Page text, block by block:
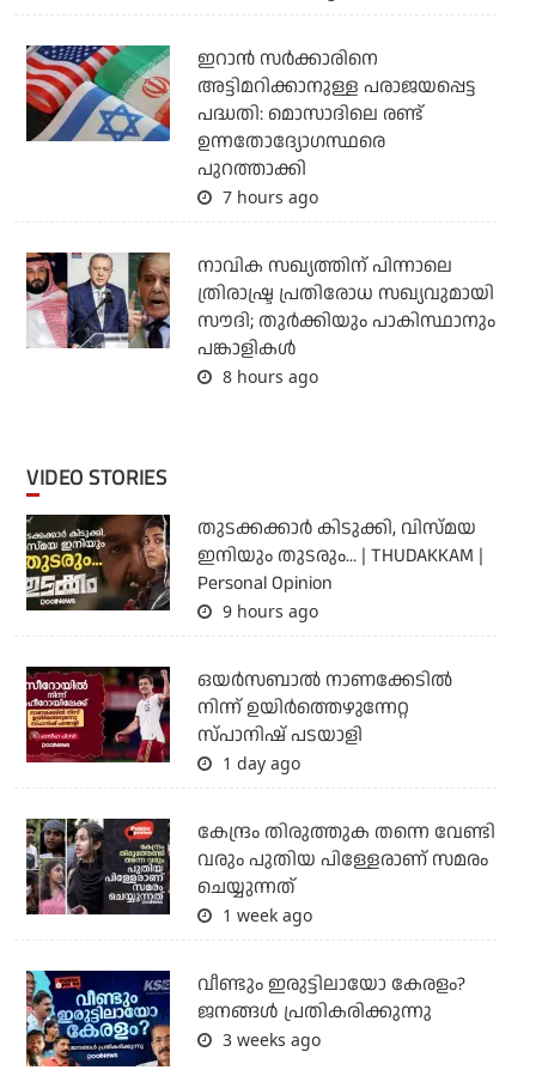
ഇറാന്‍ സര്‍ക്കാരിനെ
അട്ടിമറിക്കാനുള്ള പരാജയപ്പെട്ട
പദ്ധതി: മൊസാദിലെ രണ്ട്
ഉന്നതോദ്യോഗസ്ഥരെ
പുറത്താക്കി
7 hours ago
നാവിക സഖ്യത്തിന് പിന്നാലെ
ത്രിരാഷ്ട്ര പ്രതിരോധ സഖ്യവുമായി
സൗദി; തുര്‍ക്കിയും പാകിസ്ഥാനും
പങ്കാളികള്‍
8 hours ago
VIDEO STORIES
തുടക്കക്കാര്‍ കിടുക്കി, വിസ്മയ
ഇനിയും തുടരും... | THUDAKKAM |
Personal Opinion
9 hours ago
ഒയര്‍സബാൽ നാണക്കേടിൽ
നിന്ന് ഉയിർത്തെഴുന്നേറ്റ
സ്പാനിഷ് പടയാളി
1 day ago
കേന്ദ്രം തിരുത്തുക തന്നെ വേണ്ടി
വരും പുതിയ പിള്ളേരാണ് സമരം
ചെയ്യുന്നത്
1 week ago
വീണ്ടും ഇരുട്ടിലായോ കേരളം?
ജനങ്ങൾ പ്രതികരിക്കുന്നു
3 weeks ago